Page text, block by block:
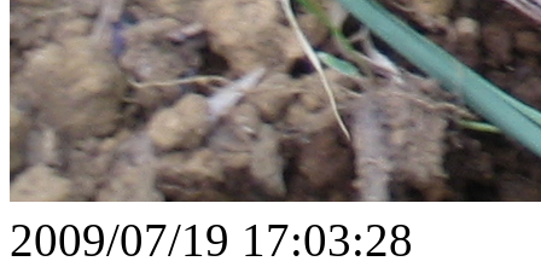
2009/07/19 17:03:28